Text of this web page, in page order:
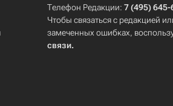
Телефон Редакции:7 (495) 645-
Чтобы связаться с редакцией
замеченных ошибках,
связи.